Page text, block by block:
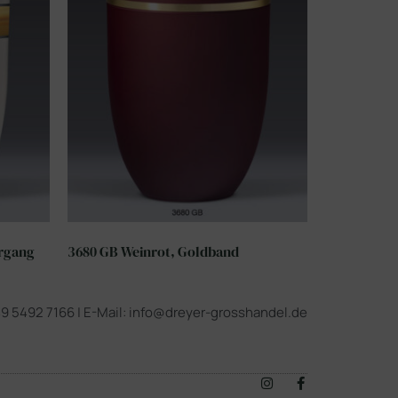
3680 GB Weinrot, Goldband
5492 7166 | E-Mail: info@dreyer-grosshandel.de